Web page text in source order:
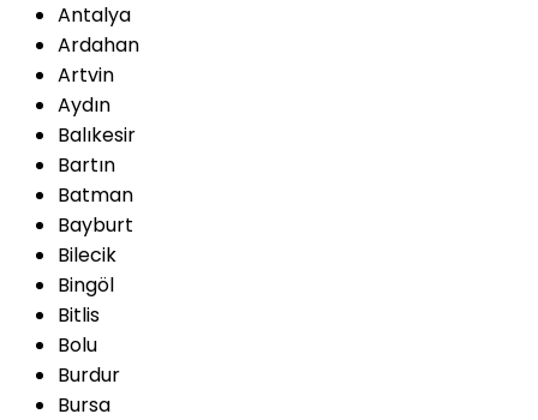
Antalya
Ardahan
Artvin
Aydın
Balıkesir
Bartın
Batman
Bayburt
Bilecik
Bingöl
Bitlis
Bolu
Burdur
Bursa